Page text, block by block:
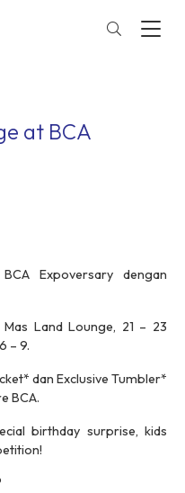
at BCA
Expoversary dengan
Land Lounge, 21 – 23
– 9.
dan Exclusive Tumbler*
BCA.
birthday surprise, kids